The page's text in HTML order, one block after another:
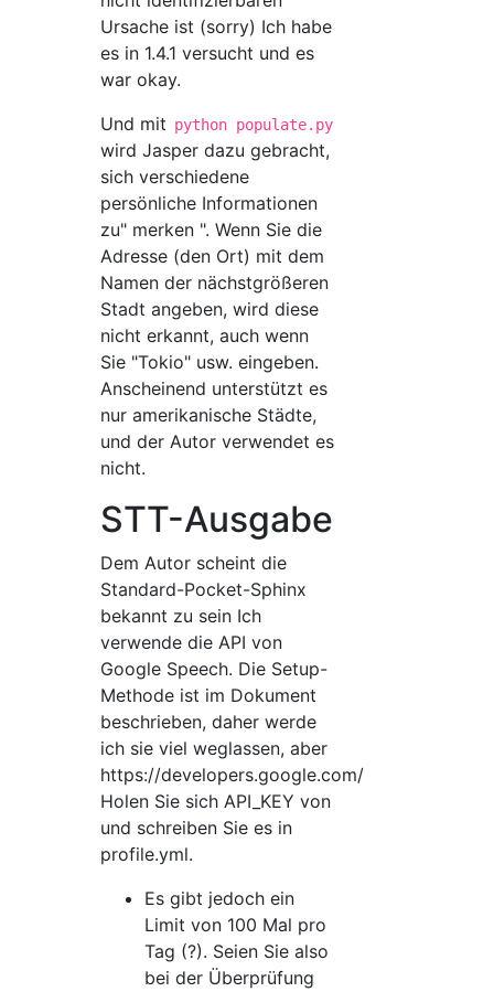
Ursache ist (sorry) Ich habe
es in 1.4.1 versucht und es
war okay.
Und mit python populate.py
wird Jasper dazu gebracht,
sich verschiedene
persönliche Informationen
zu" merken ". Wenn Sie die
Adresse (den Ort) mit dem
Namen der nächstgrößeren
Stadt angeben, wird diese
nicht erkannt, auch wenn
Sie "Tokio" usw. eingeben.
Anscheinend unterstützt es
nur amerikanische Städte,
und der Autor verwendet es
nicht.
STT-Ausgabe
Dem Autor scheint die
Standard-Pocket-Sphinx
bekannt zu sein Ich
verwende die API von
Google Speech. Die Setup-
Methode ist im Dokument
beschrieben, daher werde
ich sie viel weglassen, aber
https://developers.google.com/
Holen Sie sich API_KEY von
und schreiben Sie es in
profile.yml.
Es gibt jedoch ein
Limit von 100 Mal pro
Tag (?). Seien Sie also
bei der Überprüfung